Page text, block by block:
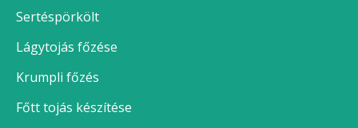
Sertéspörkölt
Lágytojás főzése
Krumpli főzés
Főtt tojás készítése